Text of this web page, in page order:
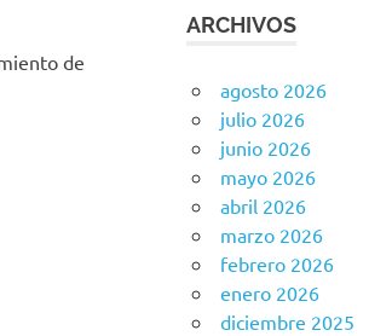
de
ARCHIVOS
agosto 2026
julio 2026
junio 2026
mayo 2026
abril 2026
marzo 2026
febrero 2026
enero 2026
diciembre 2025